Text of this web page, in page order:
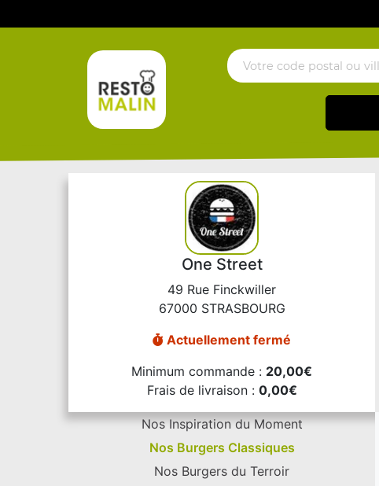
One Street
49 Rue Finckwiller
67000 STRASBOURG
Actuellement fermé
Minimum commande : 20,00€
Frais de livraison : 0,00€
Nos Inspiration du Moment
Nos Burgers Classiques
Nos Burgers du Terroir